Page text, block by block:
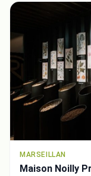
MARSEILLAN
Maison Noilly